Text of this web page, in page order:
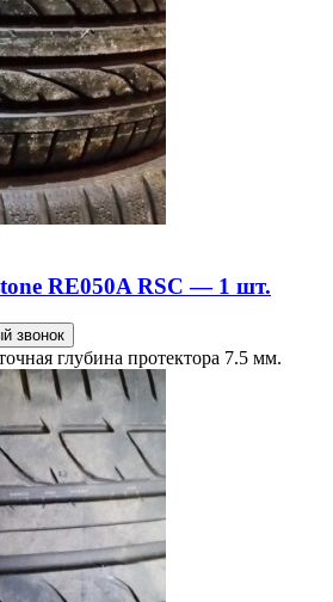
RE050A RSC — 1 шт.
звонок
глубина протектора 7.5 мм.